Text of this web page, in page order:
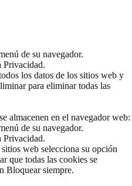
de su navegador.
Privacidad.
los datos de los sitios web y
para eliminar todas las
almacenen en el navegador web:
de su navegador.
Privacidad.
web selecciona su opción
que todas las cookies se
Bloquear siempre.